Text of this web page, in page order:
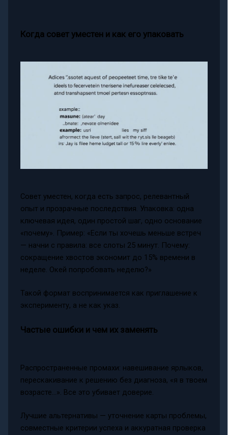
Когда совет уместен и как его упаковать
Совет уместен, когда есть запрос, релевантный
опыт и прозрачные последствия. Упаковка: одна
ключевая идея, один простой шаг, одно основание
«почему». Пример: «Если ты хочешь меньше встреч
— начни с правила: все слоты 25 минут. Почему:
сокращение хвостов экономит до 15% времени в
неделе. Окей попробовать неделю?»
Такой формат воспринимается как приглашение к
эксперименту, а не как указ.
Частые ошибки и чем их заменять
Распространенные промахи: навешивание ярлыков,
перескакивание к решению без диагноза, «я в твоем
возрасте…». Все это убивает доверие.
Лучшие альтернативы — уточнение карты проблемы,
совместные критерии успеха и аккуратная проверка